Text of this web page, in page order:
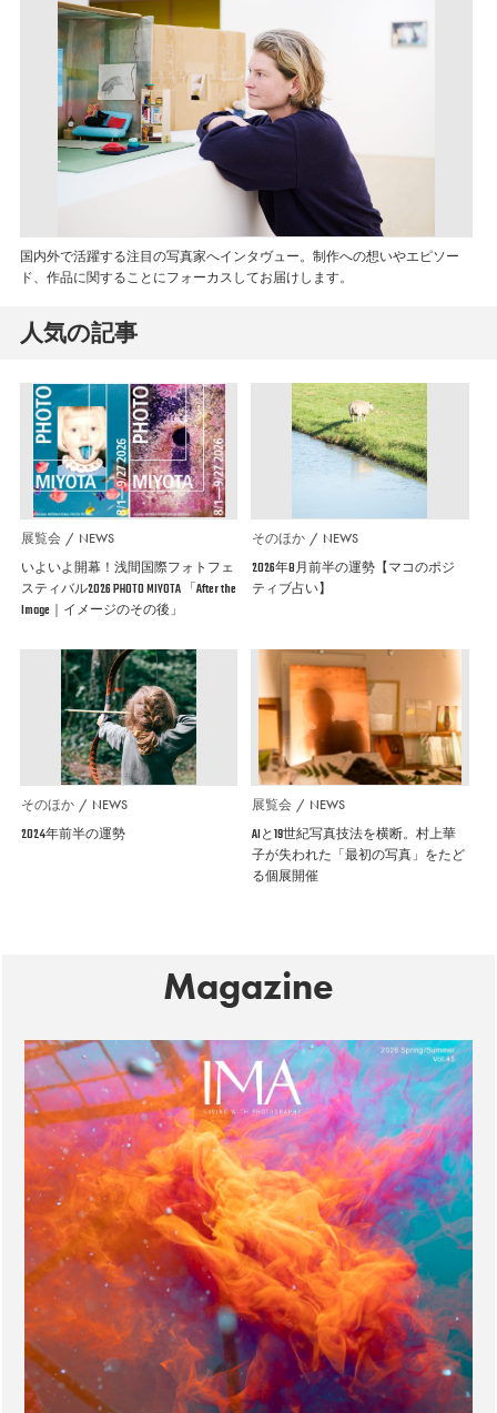
国内外で活躍する注目の写真家へインタヴュー。制作への想いやエピソー
ド、作品に関することにフォーカスしてお届けします。
人気の記事
展覧会 NEWS
いよいよ開幕！浅間国際フォトフェ
スティバル2026 PHOTO MIYOTA 「After the
Image｜イメージのその後」
そのほか NEWS
2026年8月前半の運勢【マコのポジ
ティブ占い】
そのほか NEWS
2024年前半の運勢
展覧会 NEWS
AIと19世紀写真技法を横断。村上華
子が失われた「最初の写真」をたど
る個展開催
Magazine